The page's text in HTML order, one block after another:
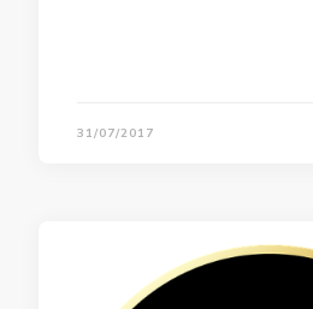
31/07/2017